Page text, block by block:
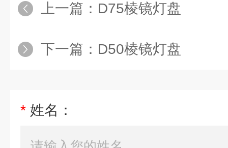
上一篇： D75棱镜灯盘
下一篇： D50棱镜灯盘
* 姓名：